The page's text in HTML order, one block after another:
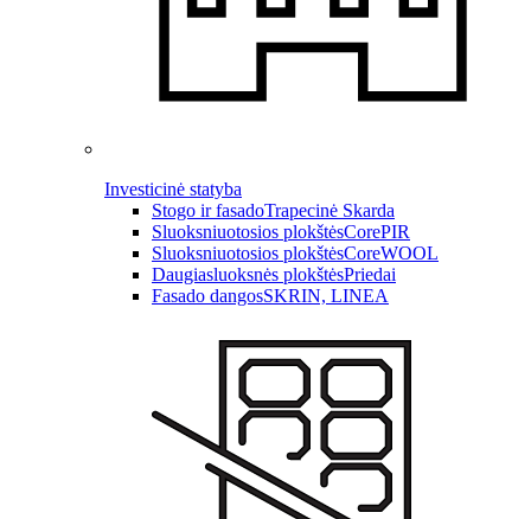
Investicinė statyba
Stogo ir fasadoTrapecinė Skarda
Sluoksniuotosios plokštėsCorePIR
Sluoksniuotosios plokštėsCoreWOOL
Daugiasluoksnės plokštėsPriedai
Fasado dangosSKRIN, LINEA